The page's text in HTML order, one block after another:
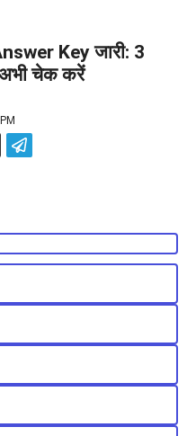
Key जारी: 3
चेक करें